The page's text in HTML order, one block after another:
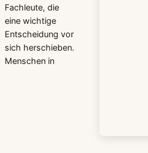
Fachleute, die
eine wichtige
Entscheidung vor
sich herschieben.
Menschen in